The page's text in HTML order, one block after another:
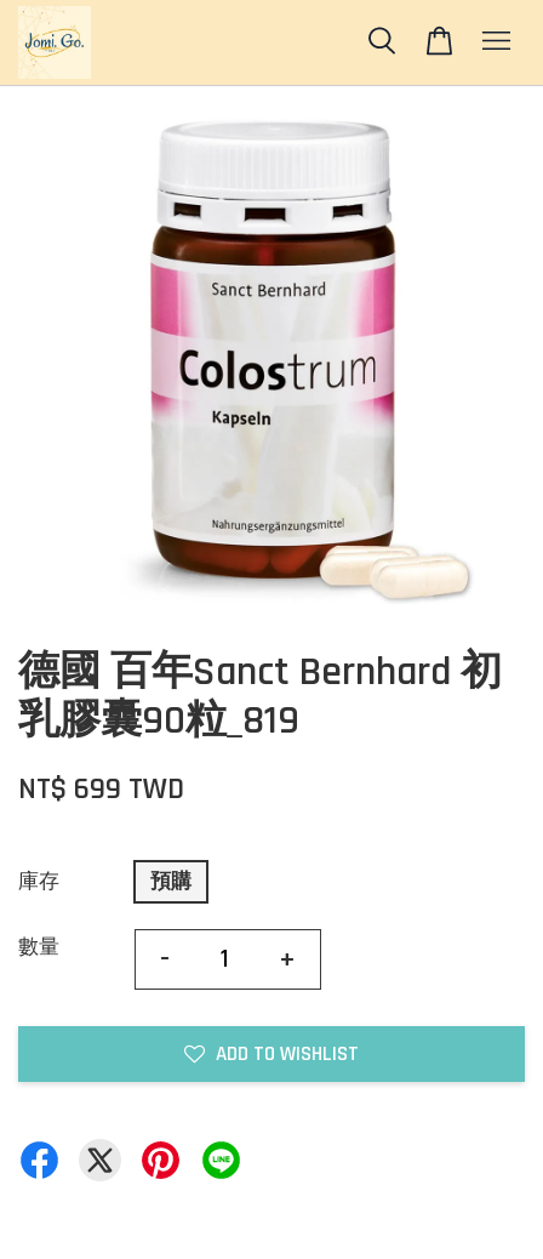
德國 百年Sanct Bernhard 初
乳膠囊90粒_819
NT$ 699 TWD
庫存 預購
數量 - +
ADD TO WISHLIST